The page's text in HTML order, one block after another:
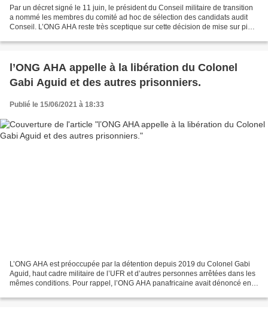
Par un décret signé le 11 juin, le président du Conseil militaire de transition
a nommé les membres du comité ad hoc de sélection des candidats audit
Conseil. L’ONG AHA reste très sceptique sur cette décision de mise sur pied
l’ONG AHA appelle à la libération du Colonel
Gabi Aguid et des autres prisonniers.
Publié le 15/06/2021 à 18:33
L’ONG AHA est préoccupée par la détention depuis 2019 du Colonel Gabi
Aguid, haut cadre militaire de l’UFR et d’autres personnes arrêtées dans les
mêmes conditions. Pour rappel, l’ONG AHA panafricaine avait dénoncé en